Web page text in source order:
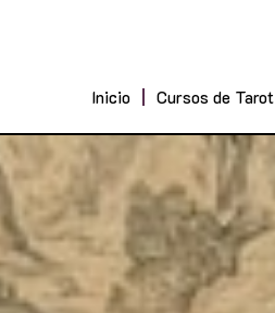
Inicio Cursos de Tarot